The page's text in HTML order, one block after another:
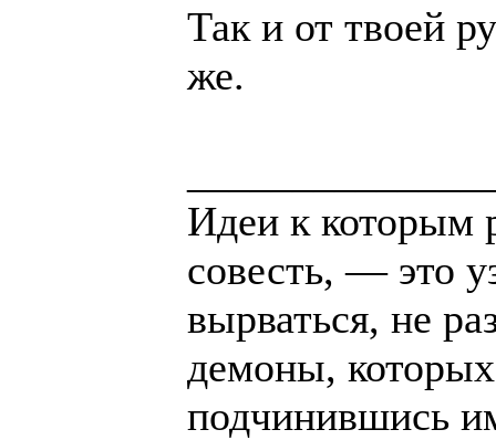
Так и от твоей
же.
Идеи к которым
совесть, — это
вырваться, не
демоны,
подчинившись